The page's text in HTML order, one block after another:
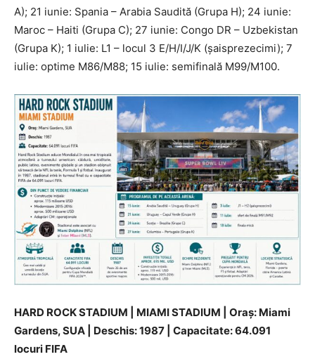
A); 21 iunie: Spania – Arabia Saudită (Grupa H); 24 iunie:
Maroc – Haiti (Grupa C); 27 iunie: Congo DR – Uzbekistan
(Grupa K); 1 iulie: L1 – locul 3 E/H/I/J/K (șaisprezecimi); 7
iulie: optime M86/M88; 15 iulie: semifinală M99/M100.
HARD ROCK STADIUM | MIAMI STADIUM | Oraș: Miami
Gardens, SUA | Deschis: 1987 | Capacitate: 64.091
locuri FIFA